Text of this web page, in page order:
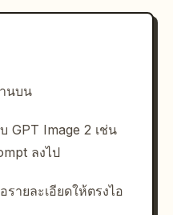
นบน
GPT Image 2 เช่น
ลงไป
ายละเอียดให้ตรงไอ